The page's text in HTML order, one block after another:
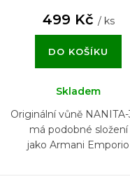
499 Kč / ks
DO KOŠÍKU
Skladem
Originální vůně
má podobné složení
jako Armani Emporio